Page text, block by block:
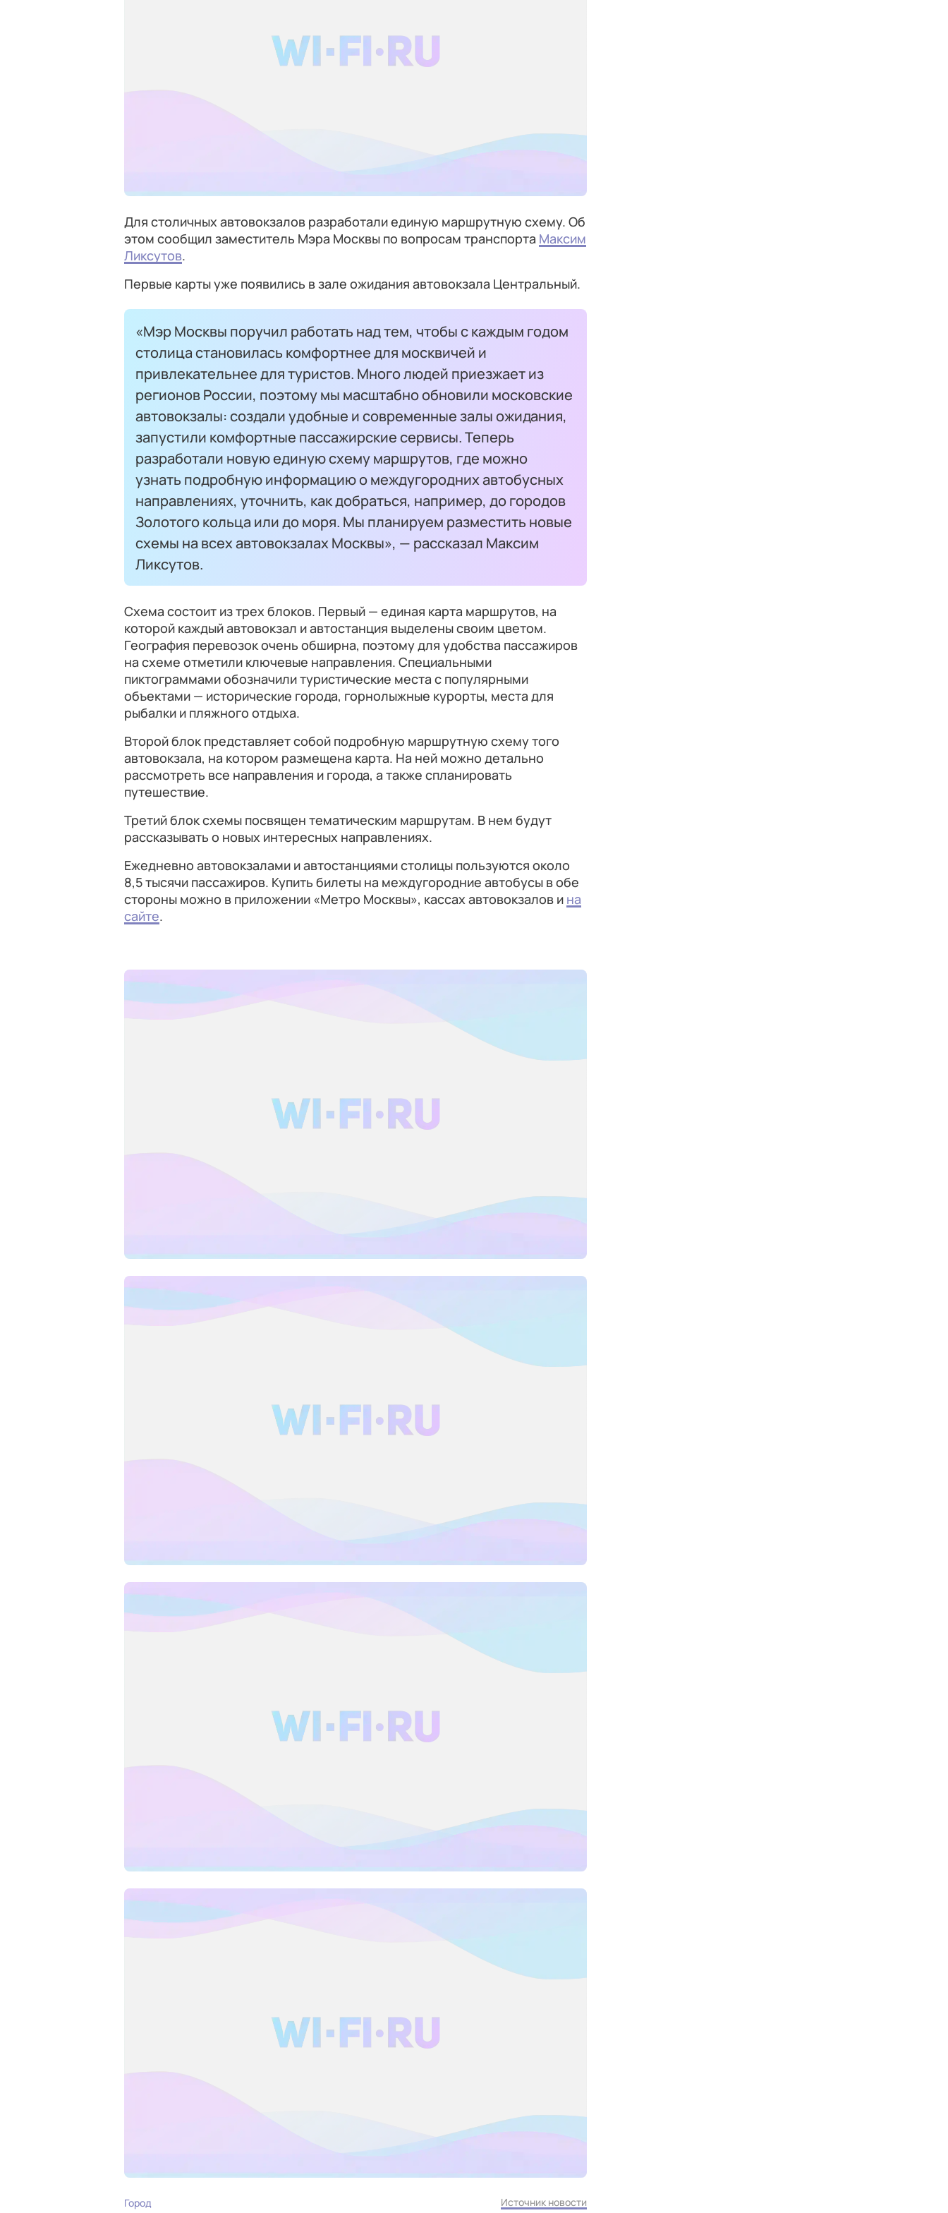
Для столичных автовокзалов разработали единую маршрутную схему. Об
этом сообщил заместитель Мэра Москвы по вопросам транспорта Максим
Ликсутов.
Первые карты уже появились в зале ожидания автовокзала Центральный.
«Мэр Москвы поручил работать над тем, чтобы с каждым годом
столица становилась комфортнее для москвичей и
привлекательнее для туристов. Много людей приезжает из
регионов России, поэтому мы масштабно обновили московские
автовокзалы: создали удобные и современные залы ожидания,
запустили комфортные пассажирские сервисы. Теперь
разработали новую единую схему маршрутов, где можно
узнать подробную информацию о междугородних автобусных
направлениях, уточнить, как добраться, например, до городов
Золотого кольца или до моря. Мы планируем разместить новые
схемы на всех автовокзалах Москвы», — рассказал Максим
Ликсутов.
Схема состоит из трех блоков. Первый — единая карта маршрутов, на
которой каждый автовокзал и автостанция выделены своим цветом.
География перевозок очень обширна, поэтому для удобства пассажиров
на схеме отметили ключевые направления. Специальными
пиктограммами обозначили туристические места с популярными
объектами — исторические города, горнолыжные курорты, места для
рыбалки и пляжного отдыха.
Второй блок представляет собой подробную маршрутную схему того
автовокзала, на котором размещена карта. На ней можно детально
рассмотреть все направления и города, а также спланировать
путешествие.
Третий блок схемы посвящен тематическим маршрутам. В нем будут
рассказывать о новых интересных направлениях.
Ежедневно автовокзалами и автостанциями столицы пользуются около
8,5 тысячи пассажиров. Купить билеты на междугородние автобусы в обе
стороны можно в приложении «Метро Москвы», кассах автовокзалов и на
сайте.
Город Источник новости